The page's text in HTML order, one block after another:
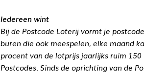
Iedereen wint
Bij de Postcode Loterij vormt je
buren die ook meespelen, elke maand
procent van de lotprijs jaarlijks ruim
Postcodes. Sinds de oprichting van de